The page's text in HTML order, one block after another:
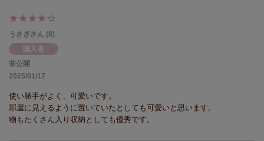
うさぎ
8
購入者
非公開
2025/01/17
使い勝手がよく、可愛いです。
部屋に見えるように置いていたとしても可愛いと思います。
物もたくさん入り収納としても優秀です。